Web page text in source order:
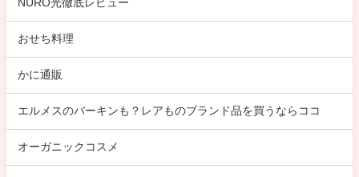
ジャンクPC買ってみた
スポーツ
タイヤ
ドスパラ徹底検証
ファッション